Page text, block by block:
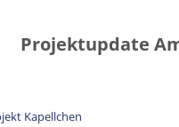
Projektupdate